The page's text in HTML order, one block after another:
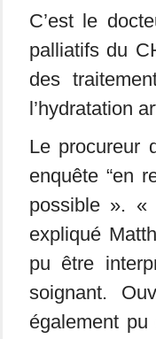
C’est le
palliatifs du
des
l’hydratation
Le procureur
enquête “en
possible ». «
expliqué
pu être
soignant.
également